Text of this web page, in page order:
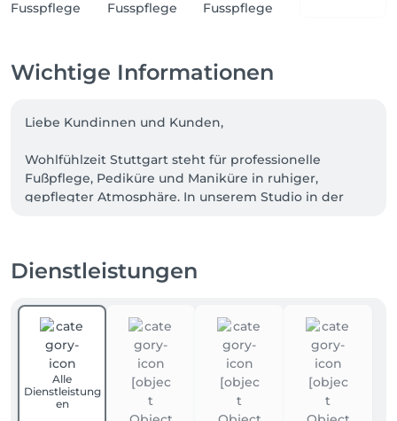
Wichtige Informationen
Liebe Kundinnen und Kunden,
Wohlfühlzeit Stuttgart steht für professionelle
Fußpflege, Pediküre und Maniküre in ruhiger,
gepflegter Atmosphäre. In unserem Studio in der
Behandlung.
Unser Angebot umfasst klassische Fußpflege,
Pediküre, Spa-Pediküre, Maniküre, Nagelpflege, Lack,
Shellac sowie wohltuende Pflegebehandlungen für
Hände und Füße. Dabei legen wir besonderen Wert
auf Sauberkeit, Sorgfalt und ein angenehmes
Wohlfühlerlebnis.
Dienstleistungen
Alle
Dienstleistung
en